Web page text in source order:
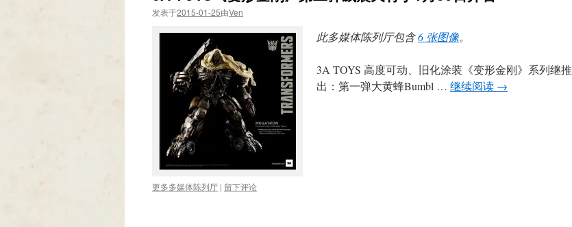
发表于2015-01-25由Ven
此多媒体陈列厅包含6 张图像。
3A TOYS 高度可动、旧化涂装《变形金刚》系列继推
出：第一弹大黄蜂Bumbl … 继续阅读 →
更多多媒体陈列厅 | 留下评论